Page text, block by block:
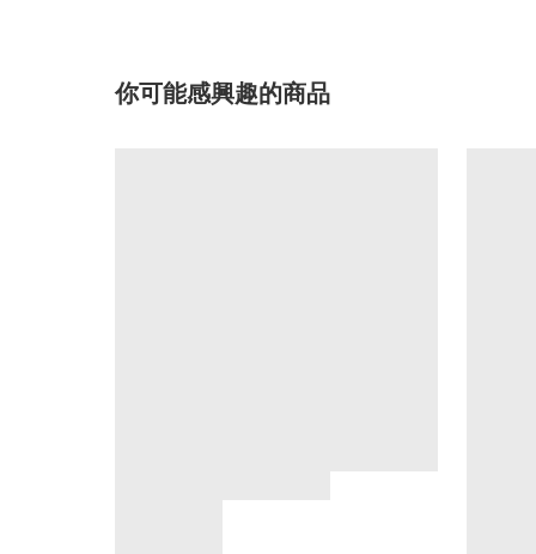
你可能感興趣的商品